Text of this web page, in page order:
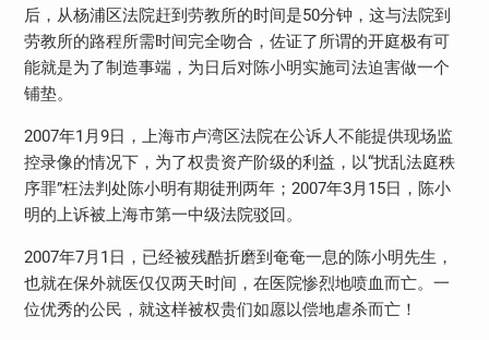
后，从杨浦区法院赶到劳教所的时间是50分钟，这与法院到
劳教所的路程所需时间完全吻合，佐证了所谓的开庭极有可
能就是为了制造事端，为日后对陈小明实施司法迫害做一个
铺垫。
2007年1 月9日，上海市卢湾区法院在公诉人不能提供现场监
控录像的情况下，为了权贵资产阶级的利益，以“扰乱法庭秩
序罪”枉法判处陈小明有期徒刑两年； 2007年3月 15日，陈小
明的上诉被上海市第一中级法院驳回。
2007年7月 1 日，已经被残酷折磨到奄奄一息的陈小明先生，
也就在保外就医仅仅两天时间，在医院惨烈地喷血而亡。一
位优秀的公民，就这样被权贵们如愿以偿地虐杀而亡！